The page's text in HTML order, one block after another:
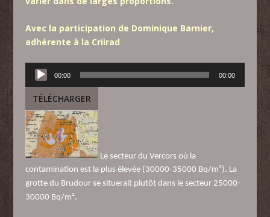
Avec la participation de Dominique Barnier,
adhérente à la Criirad
Lecteur
audio
00:00 00:00
TÉLÉCHARGER
Le secteur du Vercors où la
contamination est la plus élevée (30000-35000 Bq/m²). La
grotte du Brudour se situerait plutôt dans le secteur 25000-
30000 Bq/m².